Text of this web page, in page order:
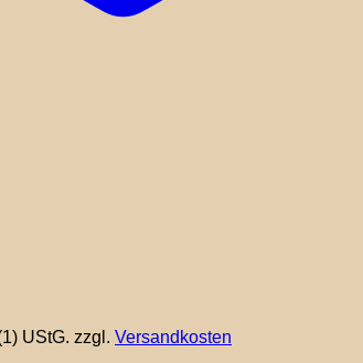
UStG. zzgl. Versandkosten